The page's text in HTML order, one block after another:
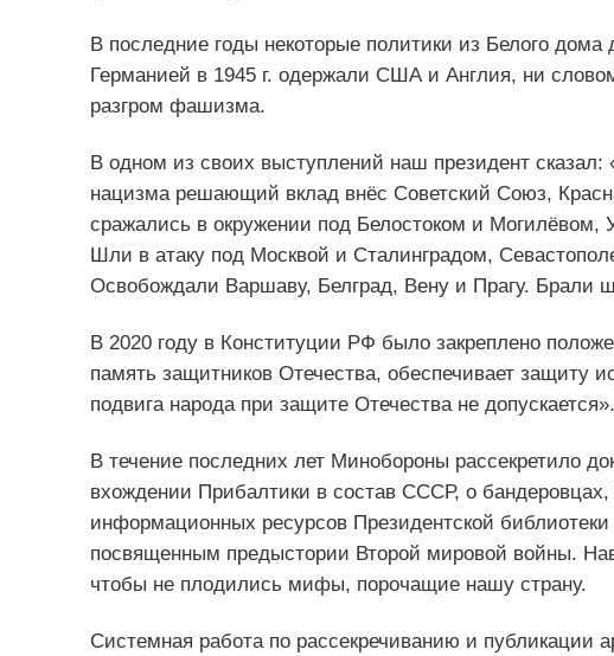
В последние годы некоторые политики из Белого дома
Германией в 1945 г. одержали США и Англия, ни
разгром фашизма.
В одном из своих выступлений наш президент
нацизма решающий вклад внёс Советский Союз,
сражались в окружении под Белостоком и
Шли в атаку под Москвой и Сталинградом,
Освобождали Варшаву, Белград, Вену и Прагу. Брали
В 2020 году в Конституции РФ было закреплено
память защитников Отечества, обеспечивает защиту
подвига народа при защите Отечества не допускается».
В течение последних лет Минобороны рассекретило
вхождении Прибалтики в состав СССР, о
информационных ресурсов Президентской
посвященным предыстории Второй мировой войны.
чтобы не плодились мифы, порочащие нашу страну.
Системная работа по рассекречиванию и публикации